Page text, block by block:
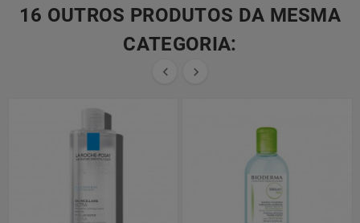
16 OUTROS PRODUTOS DA MESMA
CATEGORIA:
 